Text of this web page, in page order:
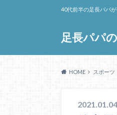
足長パパ
40代前半の足長パパ
HOME スポーツ
2021.01.04